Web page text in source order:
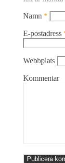
Namn *
E-postadress
Webbplats
Kommentar